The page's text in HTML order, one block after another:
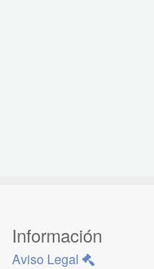
Información
Aviso Legal